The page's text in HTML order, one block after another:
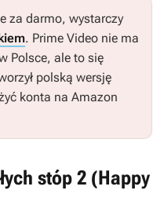
za darmo, wystarczy
. Prime Video nie ma
Polsce, ale to się
polską wersję
konta na Amazon
stóp 2 (Happy